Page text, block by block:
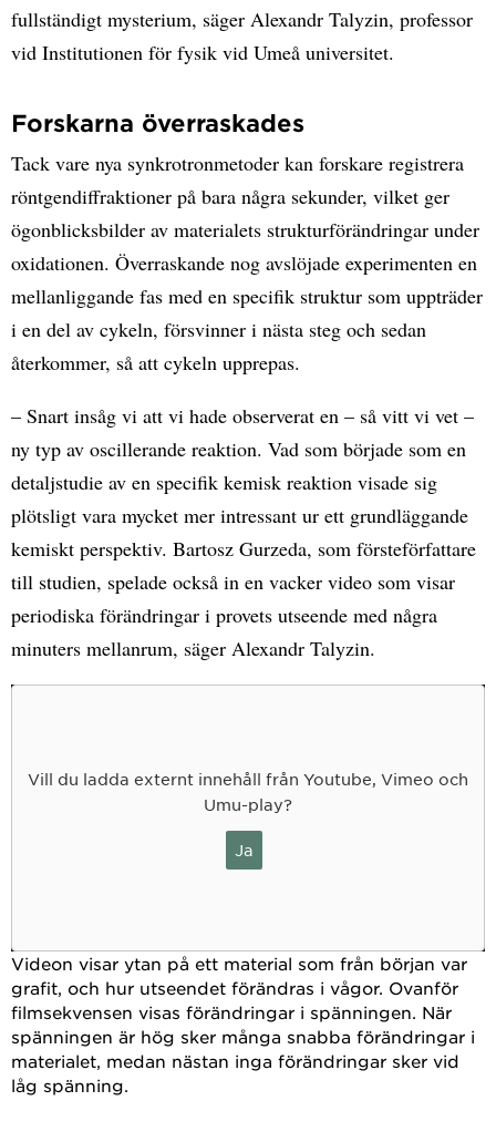
fullständigt mysterium, säger Alexandr Talyzin, professor
vid Institutionen för fysik vid Umeå universitet.
Forskarna överraskades
Tack vare nya synkrotronmetoder kan forskare registrera
röntgendiffraktioner på bara några sekunder, vilket ger
ögonblicksbilder av materialets strukturförändringar under
oxidationen. Överraskande nog avslöjade experimenten en
mellanliggande fas med en specifik struktur som uppträder
i en del av cykeln, försvinner i nästa steg och sedan
återkommer, så att cykeln upprepas.
– Snart insåg vi att vi hade observerat en – så vitt vi vet –
ny typ av oscillerande reaktion. Vad som började som en
detaljstudie av en specifik kemisk reaktion visade sig
plötsligt vara mycket mer intressant ur ett grundläggande
kemiskt perspektiv. Bartosz Gurzeda, som försteförfattare
till studien, spelade också in en vacker video som visar
periodiska förändringar i provets utseende med några
minuters mellanrum, säger Alexandr Talyzin.
Vill du ladda externt innehåll från Youtube, Vimeo och
Umu-play?
Ja
Videon visar ytan på ett material som från början var
grafit, och hur utseendet förändras i vågor. Ovanför
filmsekvensen visas förändringar i spänningen. När
spänningen är hög sker många snabba förändringar i
materialet, medan nästan inga förändringar sker vid
låg spänning.